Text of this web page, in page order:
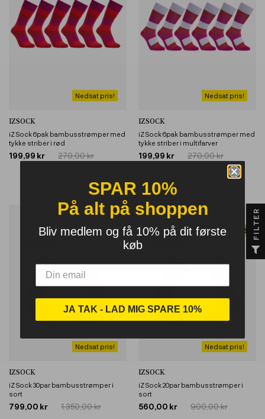
Nedsat pris!
IZSOCK
iZ Sock 6pak bambusstrømper med
tykke striber i rød
199,99 kr 270,00 kr
Nedsat pris!
IZSOCK
iZ Sock 6pak bambusstrømper med
tykke striber i multifarver
199,99 kr 270,00 kr
Nedsat pris!
IZSOCK
iZ Sock 30par bambusstrømper i
sort
799,00 kr 1.350,00 kr
Nedsat pris!
IZSOCK
iZ Sock 20par bambusstrømper i
sort
560,00 kr 900,00 kr
FILTER
SPAR 10%
På alt på shoppen
Bliv medlem og få 10% på dit første
køb
JA TAK - LAD MIG SPARE 10%